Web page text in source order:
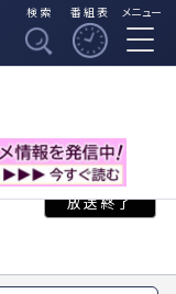
検索 番組表 メニュー